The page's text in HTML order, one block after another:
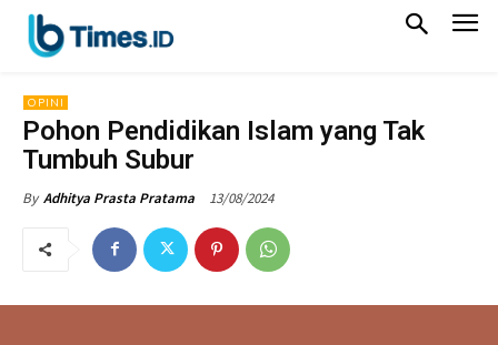
OPINI
Pohon Pendidikan Islam yang Tak
Tumbuh Subur
By Adhitya Prasta Pratama 13/08/2024